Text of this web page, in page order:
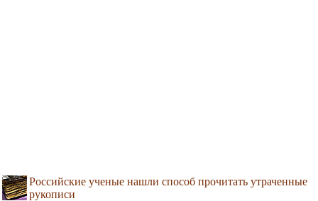
Российские ученые нашли способ прочитать утраченные
рукописи